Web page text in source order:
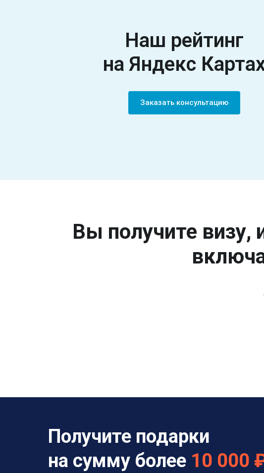
Наш рейтинг
на Яндекс
Заказать консультацию
Вы получите
Получите подарки
на сумму более 10 000